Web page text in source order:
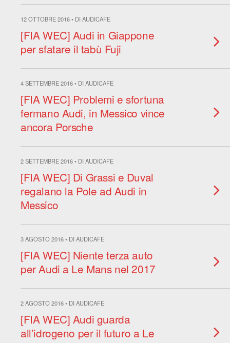
12 OTTOBRE 2016 • DI AUDICAFE
[FIA WEC] Audi in Giappone
per sfatare il tabù Fuji
4 SETTEMBRE 2016 • DI AUDICAFE
[FIA WEC] Problemi e sfortuna
fermano Audi, in Messico vince
ancora Porsche
2 SETTEMBRE 2016 • DI AUDICAFE
[FIA WEC] Di Grassi e Duval
regalano la Pole ad Audi in
Messico
3 AGOSTO 2016 • DI AUDICAFE
[FIA WEC] Niente terza auto
per Audi a Le Mans nel 2017
2 AGOSTO 2016 • DI AUDICAFE
[FIA WEC] Audi guarda
all’idrogeno per il futuro a Le